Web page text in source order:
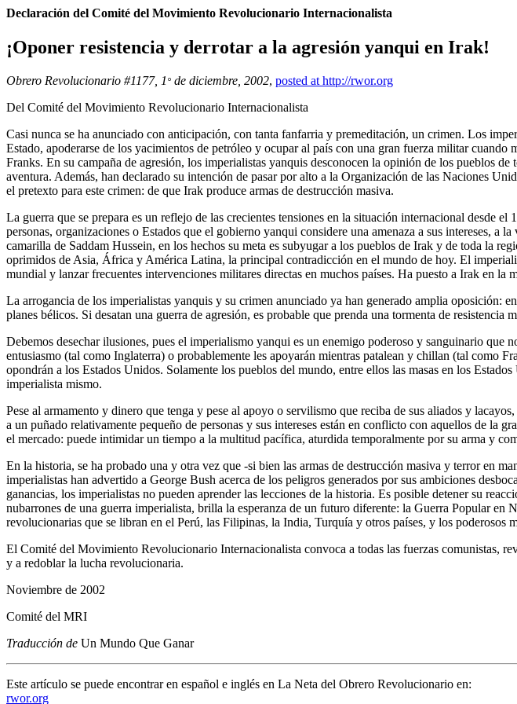
Declaración del Comité del Movimiento Revolucionario Internacionalista
¡Oponer resistencia y derrotar a la agresión yanqui en Irak!
Obrero Revolucionario #1177, 1 ° de diciembre, 2002, posted at http://rwor.org
Del Comité del Movimiento Revolucionario Internacionalista
Casi nunca se ha anunciado con anticipación, con tanta fanfarria y premeditación, un crimen. Los
Estado, apoderarse de los yacimientos de petróleo y ocupar al país con una gran fuerza militar
Franks. En su campaña de agresión, los imperialistas yanquis desconocen la opinión de los pueblos
aventura. Además, han declarado su intención de pasar por alto a la Organización de las Naciones
el pretexto para este crimen: de que Irak produce armas de destrucción masiva.
La guerra que se prepara es un reflejo de las crecientes tensiones en la situación internacional desde
personas, organizaciones o Estados que el gobierno yanqui considere una amenaza a sus intereses,
camarilla de Saddam Hussein, en los hechos su meta es subyugar a los pueblos de Irak y de toda la
oprimidos de Asia, África y América Latina, la principal contradicción en el mundo de hoy. El
mundial y lanzar frecuentes intervenciones militares directas en muchos países. Ha puesto a Irak en la
La arrogancia de los imperialistas yanquis y su crimen anunciado ya han generado amplia oposición:
planes bélicos. Si desatan una guerra de agresión, es probable que prenda una tormenta de resistencia
Debemos desechar ilusiones, pues el imperialismo yanqui es un enemigo poderoso y sanguinario que
entusiasmo (tal como Inglaterra) o probablemente les apoyarán mientras patalean y chillan (tal como
opondrán a los Estados Unidos. Solamente los pueblos del mundo, entre ellos las masas en los
imperialista mismo.
Pese al armamento y dinero que tenga y pese al apoyo o servilismo que reciba de sus aliados y
a un puñado relativamente pequeño de personas y sus intereses están en conflicto con aquellos de
el mercado: puede intimidar un tiempo a la multitud pacífica, aturdida temporalmente por su arma y
En la historia, se ha probado una y otra vez que -si bien las armas de destrucción masiva y terror en
imperialistas han advertido a George Bush acerca de los peligros generados por sus ambiciones
ganancias, los imperialistas no pueden aprender las lecciones de la historia. Es posible detener su
nubarrones de una guerra imperialista, brilla la esperanza de un futuro diferente: la Guerra Popular
revolucionarias que se libran en el Perú, las Filipinas, la India, Turquía y otros países, y los poderosos
El Comité del Movimiento Revolucionario Internacionalista convoca a todas las fuerzas comunistas,
y a redoblar la lucha revolucionaria.
Noviembre de 2002
Comité del MRI
Traducción de Un Mundo Que Ganar
Este artículo se puede encontrar en español e inglés en La Neta del Obrero Revolucionario en:
rwor.org